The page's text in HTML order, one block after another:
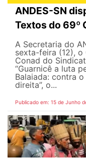
ANDES-SN
Textos do 69º
A Secretaria do
sexta-feira (12),
Conad do
“Guarnicê a luta
Balaiada: contra
direita”, o...
Publicado em: 15 de Junho